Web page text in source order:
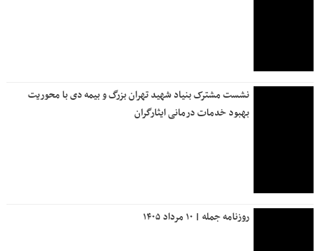
نشست مشترک بنیاد شهید تهران بزرگ و بیمه دی با محوریت
بهبود خدمات درمانی ایثارگران
روزنامه جمله | ۱۰ مرداد ۱۴۰۵